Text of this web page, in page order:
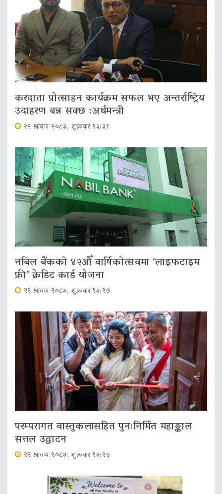
करदाता प्रोत्साहन कार्यक्रम सफल भए अन्तर्राष्ट्रिय
उदाहरण बन्न सक्छ :अर्थमन्त्री
२२ श्रावण २०८३, शुक्रबार १३:३१
नबिल बैंकको ४२औँ वार्षिकोत्सवमा ‘लाइफटाइम
फ्री’ क्रेडिट कार्ड योजना
२२ श्रावण २०८३, शुक्रबार १३:२७
परम्परागत वास्तुकलासहित पुनःनिर्मित महाङ्काल
सत्तल उद्घाटन
२२ श्रावण २०८३, शुक्रबार १३:२४